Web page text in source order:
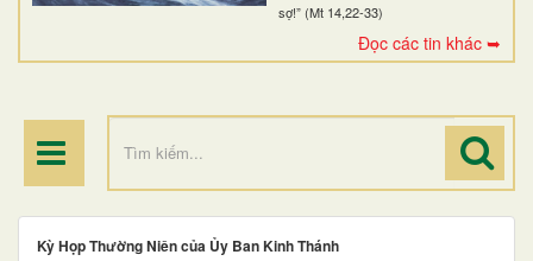
sợ!” (Mt 14,22-33)
Đọc các tin khác ➥
ĐIỂM HÀNH HƯƠNG
Kỳ Họp Thường Niên của Ủy Ban Kinh Thánh